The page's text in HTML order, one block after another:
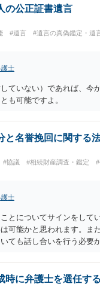
留分侵害額請求権が行使さ
れば、問題の当事者であ
直接相談してみるのが望
留分侵害額の請求） 第千
受遺者（特定財産承継遺言
た相続人を含む。以下こ
留分侵害額に相当する金
の公正証書遺言
#遺言 #遺言の真偽鑑定・遺
護士
ていない）であれば、今
も可能ですよ。
と名誉挽回に関する
#協議 #相続財産調査・鑑定
護士
とについてサインをして
可能かと思われます。ま
ても話し合いを行う必要
れると良いでしょう。
時に弁護士を選任す